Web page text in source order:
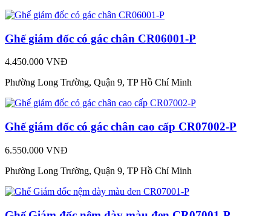
Ghế giám đốc có gác chân CR06001-P
4.450.000 VNĐ
Phường Long Trường, Quận 9, TP Hồ Chí Minh
Ghế giám đốc có gác chân cao cấp CR07002-P
6.550.000 VNĐ
Phường Long Trường, Quận 9, TP Hồ Chí Minh